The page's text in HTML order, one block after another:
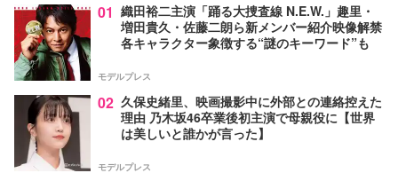
01 織田裕二主演「踊る大捜査線 N.E.W.」趣里・
増田貴久・佐藤二朗ら新メンバー紹介映像解禁
各キャラクター象徴する“謎のキーワード”も
モデルプレス
02 久保史緒里、映画撮影中に外部との連絡控えた
理由 乃木坂46卒業後初主演で母親役に【世界
は美しいと誰かが言った】
モデルプレス